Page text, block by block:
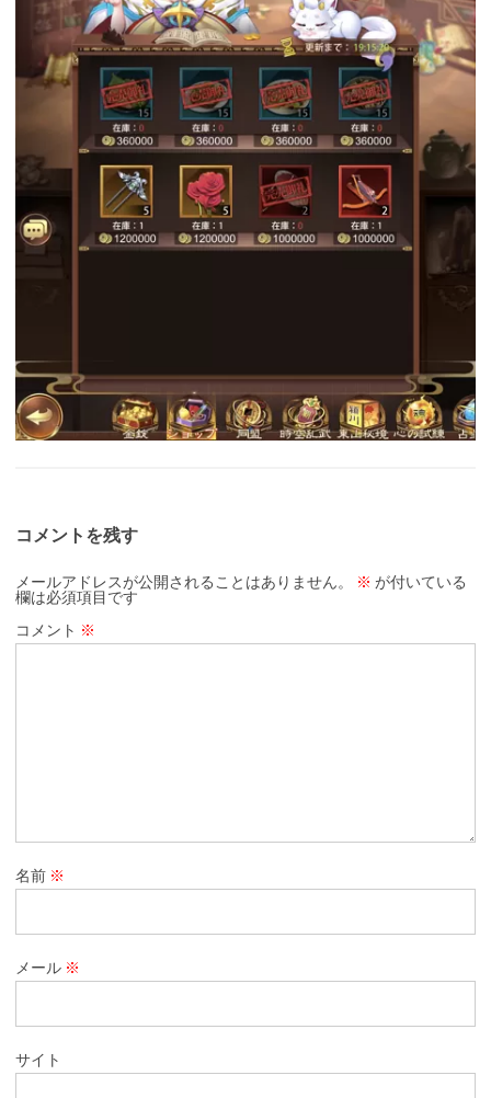
コメントを残す
メールアドレスが公開されることはありません。 ※ が付いている
欄は必須項目です
コメント ※
名前 ※
メール ※
サイト